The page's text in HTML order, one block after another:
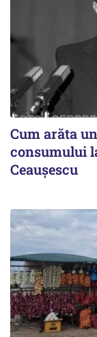
Cum arăta
consumului
Ceaușescu